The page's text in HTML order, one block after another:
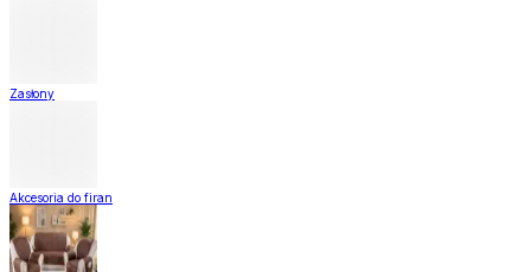
Zasłony
Akcesoria do firan